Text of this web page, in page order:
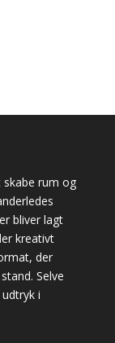
skabe rum og
bliver lagt
kreativt
der
Selve
i